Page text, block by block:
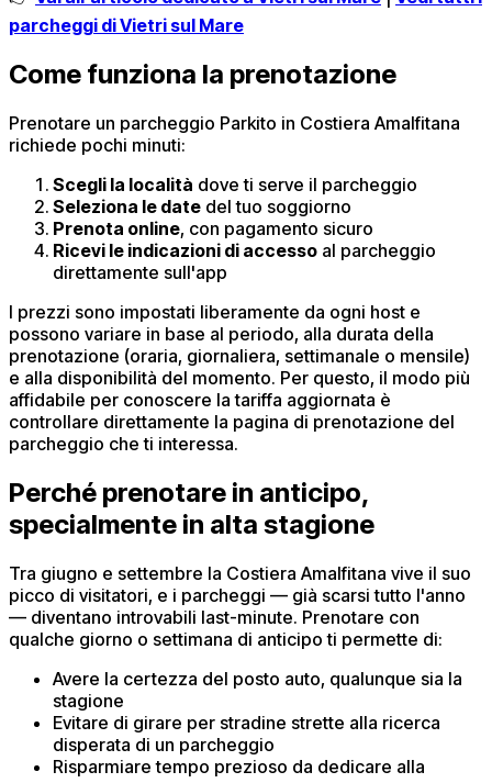
parcheggi di Vietri sul Mare
Come funziona la prenotazione
Prenotare un parcheggio Parkito in Costiera Amalfitana
richiede pochi minuti:
Scegli la località dove ti serve il parcheggio
Seleziona le date del tuo soggiorno
Prenota online, con pagamento sicuro
Ricevi le indicazioni di accesso al parcheggio
direttamente sull'app
I prezzi sono impostati liberamente da ogni host e
possono variare in base al periodo, alla durata della
prenotazione (oraria, giornaliera, settimanale o mensile)
e alla disponibilità del momento. Per questo, il modo più
affidabile per conoscere la tariffa aggiornata è
controllare direttamente la pagina di prenotazione del
parcheggio che ti interessa.
Perché prenotare in anticipo,
specialmente in alta stagione
Tra giugno e settembre la Costiera Amalfitana vive il suo
picco di visitatori, e i parcheggi — già scarsi tutto l'anno
— diventano introvabili last-minute. Prenotare con
qualche giorno o settimana di anticipo ti permette di:
Avere la certezza del posto auto, qualunque sia la
stagione
Evitare di girare per stradine strette alla ricerca
disperata di un parcheggio
Risparmiare tempo prezioso da dedicare alla